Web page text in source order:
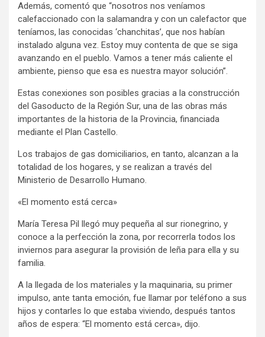
Además, comentó que “nosotros nos veníamos
calefaccionado con la salamandra y con un calefactor que
teníamos, las conocidas ‘chanchitas’, que nos habían
instalado alguna vez. Estoy muy contenta de que se siga
avanzando en el pueblo. Vamos a tener más caliente el
ambiente, pienso que esa es nuestra mayor solución”.
Estas conexiones son posibles gracias a la construcción
del Gasoducto de la Región Sur, una de las obras más
importantes de la historia de la Provincia, financiada
mediante el Plan Castello.
Los trabajos de gas domiciliarios, en tanto, alcanzan a la
totalidad de los hogares, y se realizan a través del
Ministerio de Desarrollo Humano.
«El momento está cerca»
María Teresa Pil llegó muy pequeña al sur rionegrino, y
conoce a la perfección la zona, por recorrerla todos los
inviernos para asegurar la provisión de leña para ella y su
familia.
A la llegada de los materiales y la maquinaria, su primer
impulso, ante tanta emoción, fue llamar por teléfono a sus
hijos y contarles lo que estaba viviendo, después tantos
años de espera: “El momento está cerca», dijo.